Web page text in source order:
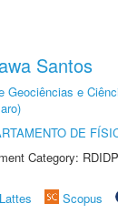
Santos
Geociências e
DE
Category:
Scopus